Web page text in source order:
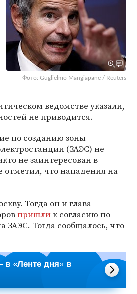
Фото: Guglielmo Mangiapane / Reuters
ведомстве указали,
не приводится.
по созданию зоны
(ЗАЭС) не
не заинтересован в
отметил, что нападения на
. Тогда он и глава
пришлик согласию по
ЗАЭС. Тогда сообщалось, что
«Ленте дня» в